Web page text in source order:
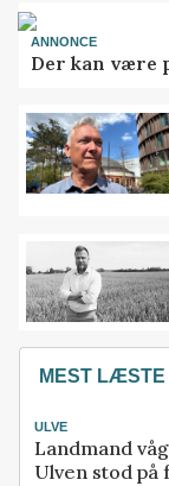
ANNONCE
Der kan være
MEST LÆSTE
ULVE
Landmand
Ulven stod